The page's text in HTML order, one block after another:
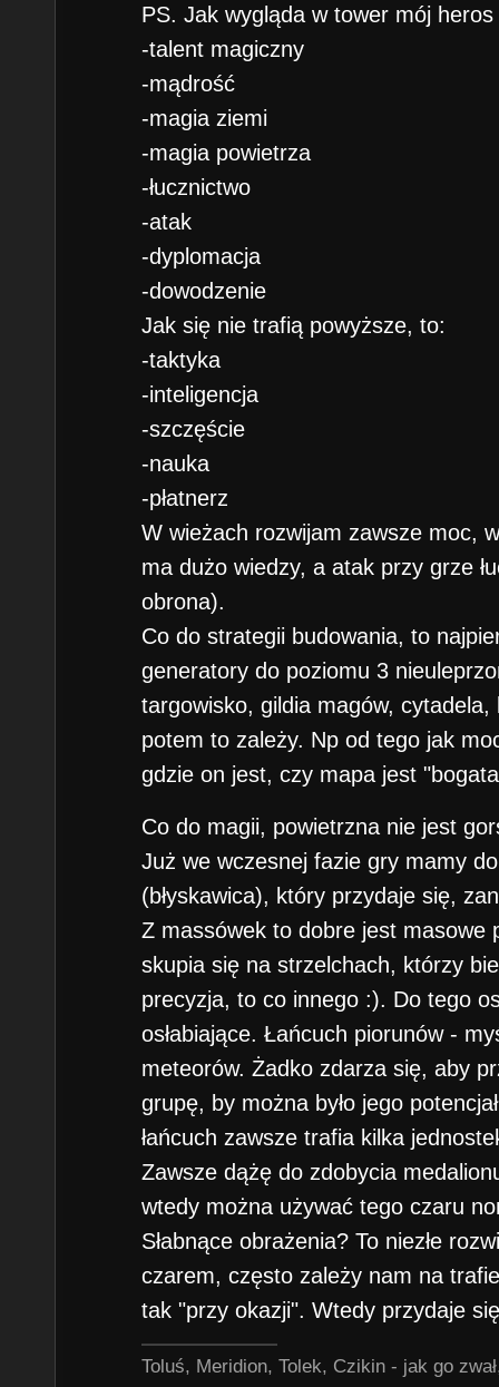
PS. Jak wygląda w tower mój
-talent magiczny
-mądrość
-magia ziemi
-magia powietrza
-łucznictwo
-atak
-dyplomacja
-dowodzenie
Jak się nie trafią powyższe, to:
-taktyka
-inteligencja
-szczęście
-nauka
-płatnerz
W wieżach rozwijam zawsze moc,
ma dużo wiedzy, a atak przy grze
obrona).
Co do strategii budowania, to
generatory do poziomu 3
targowisko, gildia magów,
potem to zależy. Np od tego jak
gdzie on jest, czy mapa jest
Co do magii, powietrzna nie jest
Już we wczesnej fazie gry mamy
(błyskawica), który przydaje się,
Z massówek to dobre jest masowe
skupia się na strzelchach, którzy
precyzja, to co innego :). Do tego
osłabiające. Łańcuch piorunów -
meteorów. Żadko zdarza się, aby
grupę, by można było jego
łańcuch zawsze trafia kilka
Zawsze dążę do zdobycia
wtedy można używać tego czaru
Słabnące obrażenia? To niezłe
czarem, często zależy nam na
tak "przy okazji". Wtedy przydaje
Toluś, Meridion, Tolek, Czikin - jak go